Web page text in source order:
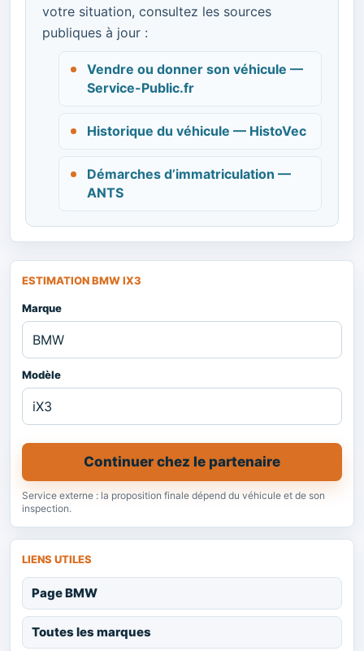
votre situation, consultez les sources
publiques à jour :
Vendre ou donner son véhicule —
Service-Public.fr
Historique du véhicule — HistoVec
Démarches d’immatriculation —
ANTS
ESTIMATION BMW IX3
Marque
Modèle
Continuer chez le partenaire
Service externe : la proposition finale dépend du véhicule et de son
inspection.
LIENS UTILES
Page BMW
Toutes les marques